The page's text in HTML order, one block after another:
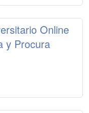
Online
y Procura